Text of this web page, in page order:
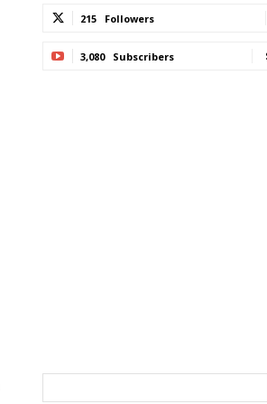
215 Followers
3,080 Subscribers